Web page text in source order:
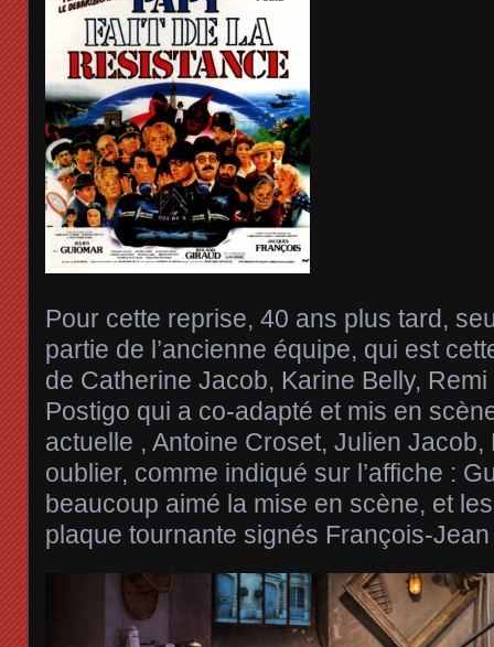
Pour cette reprise, 40 ans plus tard,
partie de l’ancienne équipe, qui est
de Catherine Jacob, Karine Belly,
Postigo qui a co-adapté et mis en
actuelle , Antoine Croset, Julien
oublier, comme indiqué sur l’affiche :
beaucoup aimé la mise en scène, et
plaque tournante signés François-